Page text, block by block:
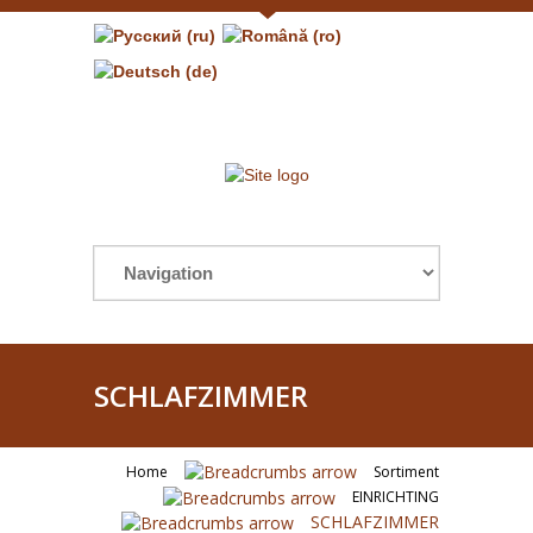
SCHLAFZIMMER
Home
Sortiment
EINRICHTING
SCHLAFZIMMER